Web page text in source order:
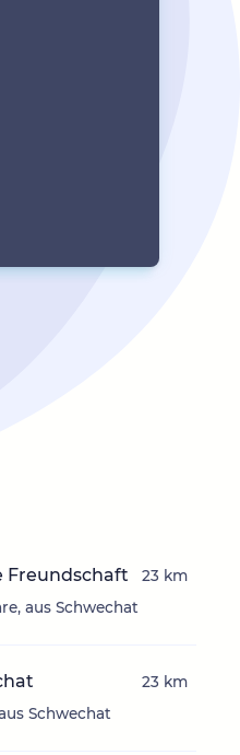
Freundschaft
aus Schwechat
23 km
Schwechat
23 km